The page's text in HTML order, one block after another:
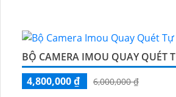
BỘ CAMERA IMOU QUAY QUÉT
4,800,000 ₫
6,000,000 ₫